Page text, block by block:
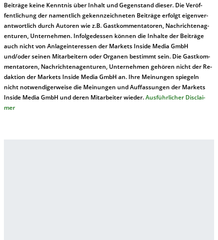
Bei­trä­ge kei­ne Ken­nt­nis über In­halt und Ge­gen­stand die­ser. Die Ver­öf­
fent­lich­ung der na­ment­lich ge­kenn­zeich­net­en Bei­trä­ge er­folgt ei­gen­ver­
ant­wort­lich durch Au­tor­en wie z.B. Gast­kom­men­ta­tor­en, Nach­richt­en­ag­
en­tur­en, Un­ter­neh­men. In­fol­ge­des­sen kön­nen die In­hal­te der Bei­trä­ge
auch nicht von An­la­ge­in­te­res­sen der Mar­kets In­side Me­dia GmbH
und/oder sei­nen Mit­ar­bei­tern oder Or­ga­nen be­stim­mt sein. Die Gast­kom­
men­ta­tor­en, Nach­rich­ten­ag­en­tur­en, Un­ter­neh­men ge­hör­en nicht der Re­
dak­tion der Mar­kets In­side Me­dia GmbH an. Ihre Mei­nung­en spie­geln
nicht not­wen­di­ger­wei­se die Mei­nung­en und Auf­fas­sung­en der Mar­kets
In­side Me­dia GmbH und de­ren Mit­ar­bei­ter wie­der.Aus­führ­lich­er Dis­clai­
mer